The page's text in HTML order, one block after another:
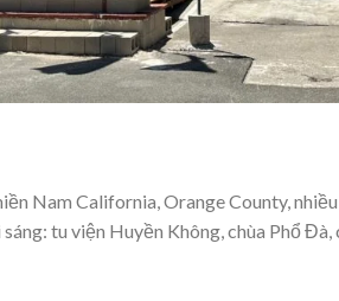
Nam California, Orange County,
tu viện Huyền Không, chùa Phổ